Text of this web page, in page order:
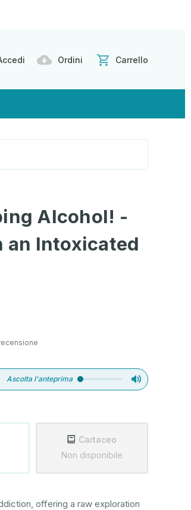
Ordini Carrello
Alcohol! -
an Intoxicated
Ascolta l'anteprima
Cartaceo
Non disponibile
offering a raw exploration